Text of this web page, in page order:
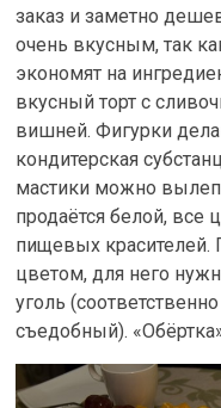
заказ и заметно
очень вкусным, так
экономят на
вкусный торт с
вишней. Фигурки
кондитерская
мастики можно
продаётся белой,
пищевых
цветом, для него
уголь
съедобный).